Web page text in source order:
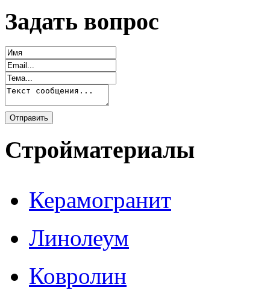
Задать вопрос
Стройматериалы
Керамогранит
Линолеум
Ковролин